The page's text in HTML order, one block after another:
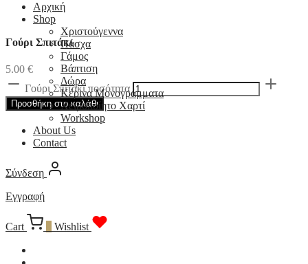
Γούρι Σπιτάκι
5.00 €
Γούρι Σπιτάκι ποσότητα
Προσθήκη στο καλάθι
Αρχική
Shop
Χριστούγεννα
Πάσχα
Γάμος
Βάπτιση
Δώρα
Κέρινα Μονογράμματα
Χειροποίητο Χαρτί
Workshop
About Us
Contact
Σύνδεση
Εγγραφή
Cart Wishlist